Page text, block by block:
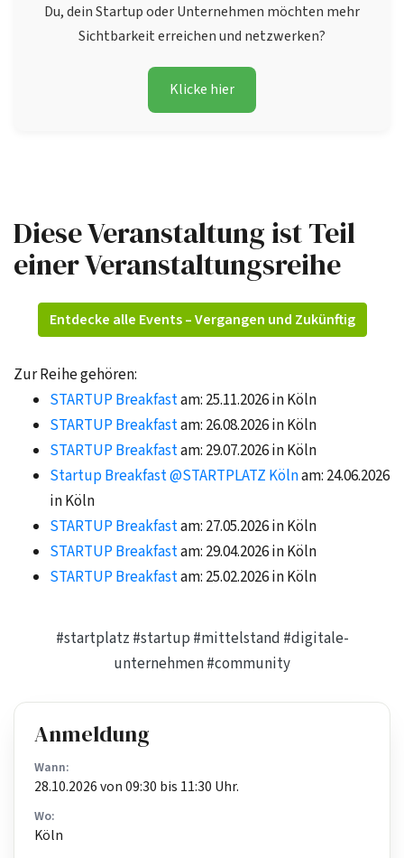
Du, dein Startup oder Unternehmen möchten mehr
Sichtbarkeit erreichen und netzwerken?
Klicke hier
Diese Veranstaltung ist Teil
einer Veranstaltungsreihe
Entdecke alle Events – Vergangen und Zukünftig
Zur Reihe gehören:
STARTUP Breakfastam: 25.11.2026 in Köln
STARTUP Breakfastam: 26.08.2026 in Köln
STARTUP Breakfastam: 29.07.2026 in Köln
Startup Breakfast @STARTPLATZ Kölnam: 24.06.2026
in Köln
STARTUP Breakfastam: 27.05.2026 in Köln
STARTUP Breakfastam: 29.04.2026 in Köln
STARTUP Breakfastam: 25.02.2026 in Köln
#startplatz #startup #mittelstand #digitale-
unternehmen#community
Anmeldung
Wann:
28.10.2026 von 09:30 bis 11:30 Uhr.
Wo:
Köln